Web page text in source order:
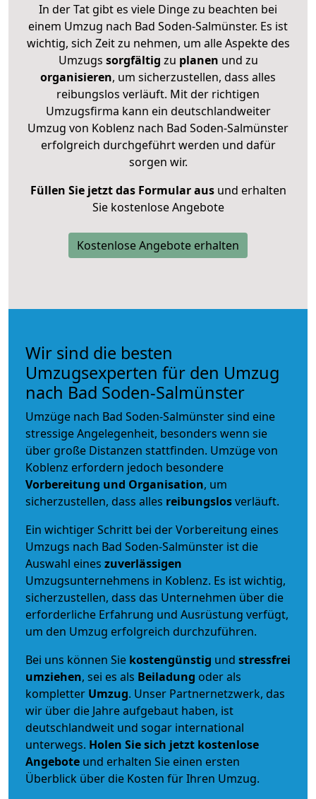
In der Tat gibt es viele Dinge zu beachten bei
einem Umzug nach Bad Soden-Salmünster. Es ist
wichtig, sich Zeit zu nehmen, um alle Aspekte des
Umzugs sorgfältig zu planen und zu
organisieren, um sicherzustellen, dass alles
reibungslos verläuft. Mit der richtigen
Umzugsfirma kann ein deutschlandweiter
Umzug von Koblenz nach Bad Soden-Salmünster
erfolgreich durchgeführt werden und dafür
sorgen wir.
Füllen Sie jetzt das Formular ausund erhalten
Sie kostenlose Angebote
Kostenlose Angebote erhalten
Wir sind die besten
Umzugsexperten für den Umzug
nach Bad Soden-Salmünster
Umzüge nach Bad Soden-Salmünster sind eine
stressige Angelegenheit, besonders wenn sie
über große Distanzen stattfinden. Umzüge von
Koblenz erfordern jedoch besondere
Vorbereitung und Organisation, um
sicherzustellen, dass alles reibungslosverläuft.
Ein wichtiger Schritt bei der Vorbereitung eines
Umzugs nach Bad Soden-Salmünster ist die
Auswahl eines zuverlässigen
Umzugsunternehmens in Koblenz. Es ist wichtig,
sicherzustellen, dass das Unternehmen über die
erforderliche Erfahrung und Ausrüstung verfügt,
um den Umzug erfolgreich durchzuführen.
Bei uns können Sie kostengünstig und stressfrei
umziehen, sei es als Beiladung oder als
kompletter Umzug. Unser Partnernetzwerk, das
wir über die Jahre aufgebaut haben, ist
deutschlandweit und sogar international
unterwegs. Holen Sie sich jetzt kostenlose
Angebote und erhalten Sie einen ersten
Überblick über die Kosten für Ihren Umzug.